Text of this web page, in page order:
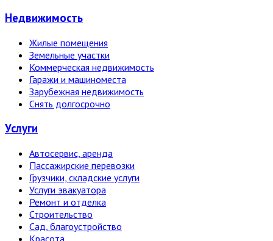
Недвижи­мость
Жилые помещения
Земельные участки
Коммерческая недвижимость
Гаражи и машиноместа
Зарубежная недвижимость
Снять долгосрочно
Услуги
Автосервис, аренда
Пассажирские перевозки
Грузчики, складские услуги
Услуги эвакуатора
Ремонт и отделка
Строительство
Сад, благоустройство